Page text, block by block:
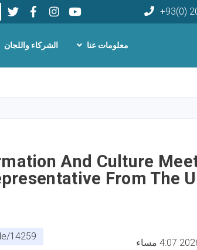
الرئيسي
+93(0)
Youtube
LinkedIn
معلومات عنا الشركاء واللجان
And Culture
From The
14259